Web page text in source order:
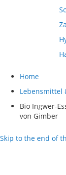
Home
Lebensmittel
Bio Ingwer-
von Gimber
Skip to the end of